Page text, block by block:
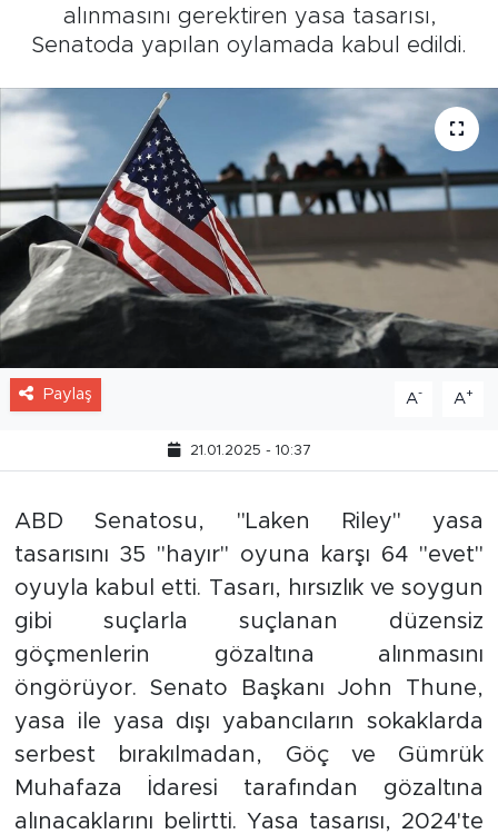
alınmasını gerektiren yasa tasarısı,
Senatoda yapılan oylamada kabul edildi.
Paylaş A- A+
21.01.2025 - 10:37
ABD Senatosu, "Laken Riley" yasa
tasarısını 35 "hayır" oyuna karşı 64 "evet"
oyuyla kabul etti. Tasarı, hırsızlık ve soygun
gibi suçlarla suçlanan düzensiz
göçmenlerin gözaltına alınmasını
öngörüyor. Senato Başkanı John Thune,
yasa ile yasa dışı yabancıların sokaklarda
serbest bırakılmadan, Göç ve Gümrük
Muhafaza İdaresi tarafından gözaltına
alınacaklarını belirtti. Yasa tasarısı, 2024'te